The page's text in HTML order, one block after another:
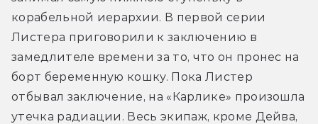
корабельной иерархии. В первой серии
Листера приговорили к заключению в
замедлителе времени за то, что он пронес на
борт беременную кошку. Пока Листер
отбывал заключение, на «Карлике» произошла
утечка радиации. Весь экипаж, кроме Дейва,